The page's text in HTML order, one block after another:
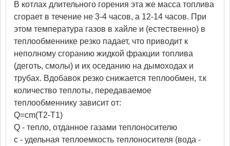
В котлах длительного горения эта же масса топлива
сгорает в течение не 3-4 часов, а 12-14 часов. При
этом температура газов в хайле и (естественно) в
теплообменнике резко падает, что приводит к
неполному сгоранию жидкой фракции топлива
(деготь, смолы) и их оседанию на дымоходах и
трубах. Вдобавок резко снижается теплообмен, т.к
количество теплоты, передаваемое
теплообменнику зависит от:
Q=cm(T2-T1)
Q - тепло, отданное газами теплоносителю
с - удельная теплоемкость теплоносителя (вода -